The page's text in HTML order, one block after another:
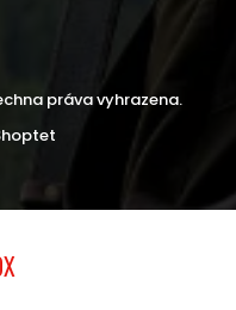
práva vyhrazena.